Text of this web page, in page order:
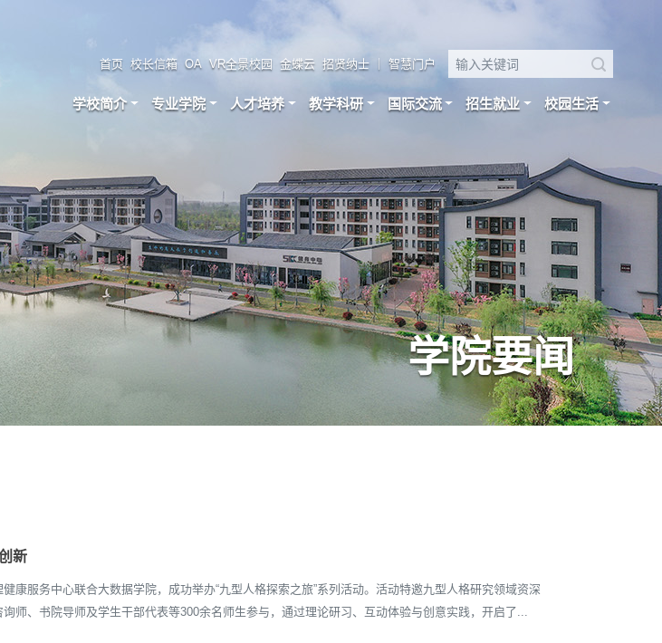
首页 校长信箱 OA VR全景校园 金蝶云 招贤纳士 智慧门户
学校简介 专业学院 人才培养 教学科研 国际交流 招生就业 校园生活
学院要闻
新
服务中心联合大数据学院，成功举办“九型人格探索之旅”系列活动。活动特邀九型人格研究领域资深
师、书院导师及学生干部代表等300余名师生参与，通过理论研习、互动体验与创意实践，开启了...